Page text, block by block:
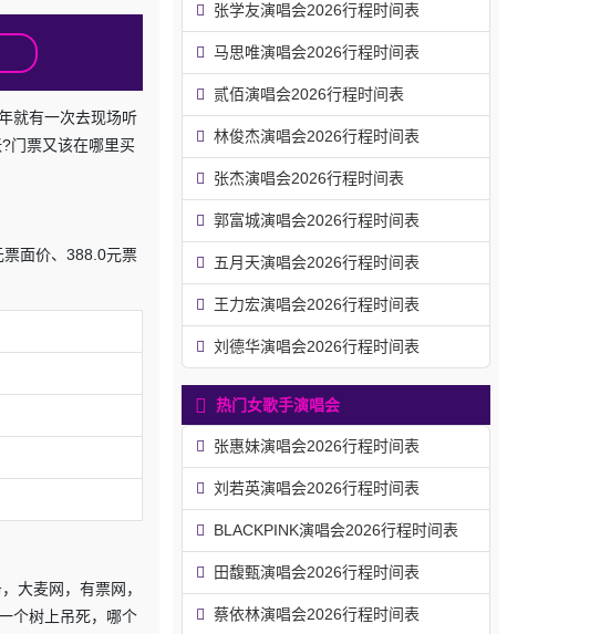
就有一次去现场听
门票又该在哪里买
面价、388.0元票
大麦网，有票网，
个树上吊死，哪个
张学友演唱会2026行程时间表
马思唯演唱会2026行程时间表
贰佰演唱会2026行程时间表
林俊杰演唱会2026行程时间表
张杰演唱会2026行程时间表
郭富城演唱会2026行程时间表
五月天演唱会2026行程时间表
王力宏演唱会2026行程时间表
刘德华演唱会2026行程时间表
热门女歌手演唱会
张惠妹演唱会2026行程时间表
刘若英演唱会2026行程时间表
BLACKPINK演唱会2026行程时间表
田馥甄演唱会2026行程时间表
蔡依林演唱会2026行程时间表